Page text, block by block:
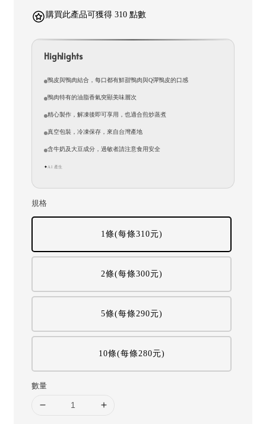
購買此產品可獲得 310 點數
Highlights
鴨皮與鴨肉結合，每口都有鮮甜鴨肉與Q彈鴨皮的口感
鴨肉特有的油脂香氣突顯美味層次
精心製作，解凍後即可享用，也適合煎炒蒸煮
真空包裝，冷凍保存，來自台灣產地
含牛奶及大豆成分，過敏者請注意食用安全
✦AI 產生
規格
1條(每條310元)
2條(每條300元)
5條(每條290元)
10條(每條280元)
數量